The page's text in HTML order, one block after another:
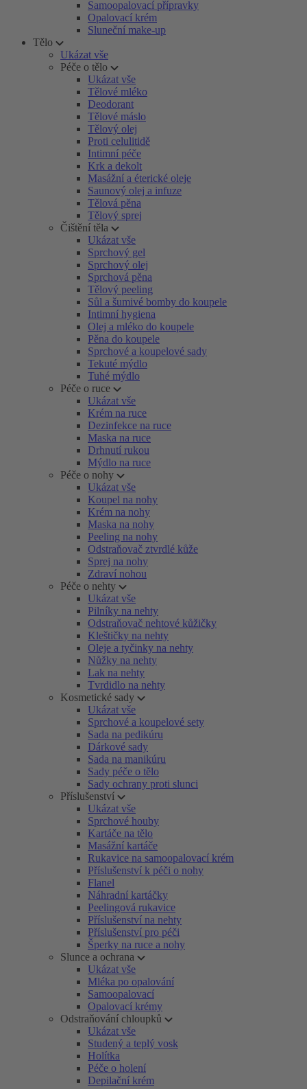
Samoopalovací přípravky
Opalovací krém
Sluneční make-up
Tělo
Ukázat vše
Péče o tělo
Ukázat vše
Tělové mléko
Deodorant
Tělové máslo
Tělový olej
Proti celulitidě
Intimní péče
Krk a dekolt
Masážní a éterické oleje
Saunový olej a infuze
Tělová pěna
Tělový sprej
Čištění těla
Ukázat vše
Sprchový gel
Sprchový olej
Sprchová pěna
Tělový peeling
Sůl a šumivé bomby do koupele
Intimní hygiena
Olej a mléko do koupele
Pěna do koupele
Sprchové a koupelové sady
Tekuté mýdlo
Tuhé mýdlo
Péče o ruce
Ukázat vše
Krém na ruce
Dezinfekce na ruce
Maska na ruce
Drhnutí rukou
Mýdlo na ruce
Péče o nohy
Ukázat vše
Koupel na nohy
Krém na nohy
Maska na nohy
Peeling na nohy
Odstraňovač ztvrdlé kůže
Sprej na nohy
Zdraví nohou
Péče o nehty
Ukázat vše
Pilníky na nehty
Odstraňovač nehtové kůžičky
Kleštičky na nehty
Oleje a tyčinky na nehty
Nůžky na nehty
Lak na nehty
Tvrdidlo na nehty
Kosmetické sady
Ukázat vše
Sprchové a koupelové sety
Sada na pedikúru
Dárkové sady
Sada na manikúru
Sady péče o tělo
Sady ochrany proti slunci
Příslušenství
Ukázat vše
Sprchové houby
Kartáče na tělo
Masážní kartáče
Rukavice na samoopalovací krém
Příslušenství k péči o nohy
Flanel
Náhradní kartáčky
Peelingová rukavice
Příslušenství na nehty
Příslušenství pro péči
Šperky na ruce a nohy
Slunce a ochrana
Ukázat vše
Mléka po opalování
Samoopalovací
Opalovací krémy
Odstraňování chloupků
Ukázat vše
Studený a teplý vosk
Holítka
Péče o holení
Depilační krém